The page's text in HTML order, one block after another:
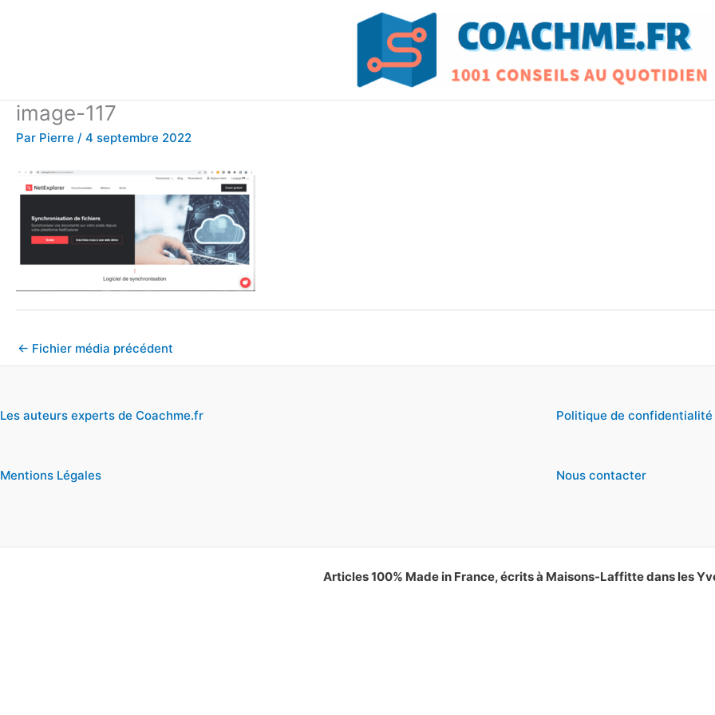
image-117
Par Pierre / 4 septembre 2022
← Fichier média précédent
Les auteurs experts de Coachme.fr
Mentions Légales
Politique de confidentialité
Nous contacter
Articles 100% Made in France, écrits à Maisons-Laffitte dans les